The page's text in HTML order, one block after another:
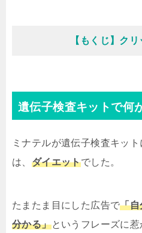
【もくじ】ク
遺伝子検査キットで何
ミナテルが遺伝子検査キッ
は、 ダイエットでした。
たまたま目にした広告で「自
分かる」というフレーズに惹